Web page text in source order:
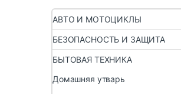
АВТО И МОТОЦИКЛЫ
БЕЗОПАСНОСТЬ И ЗАЩИТА
БЫТОВАЯ ТЕХНИКА
Домашняя утварь